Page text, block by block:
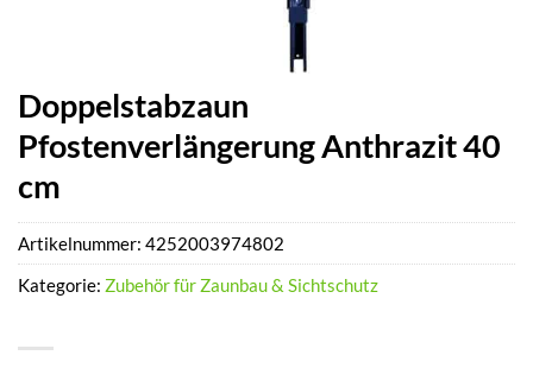
Doppelstabzaun
Pfostenverlängerung Anthrazit 40
cm
Artikelnummer: 4252003974802
Kategorie: Zubehör für Zaunbau & Sichtschutz